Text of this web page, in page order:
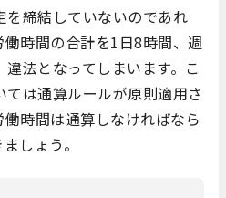
締結していないのであれ
時間の合計を1日8時間、週
法となってしまいます。こ
は通算ルールが原則適用さ
時間は通算しなければなら
しょう。